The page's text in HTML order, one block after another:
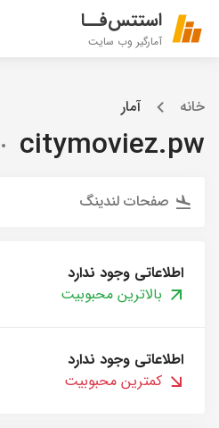
استتس‌فــا
آمارگیر وب سایت
خانه آمار
citymoviez.pw
صفحات لندینگ
اطلاعاتی وجود ندارد
بالاترین محبوبیت
اطلاعاتی وجود ندارد
کمترین محبوبیت